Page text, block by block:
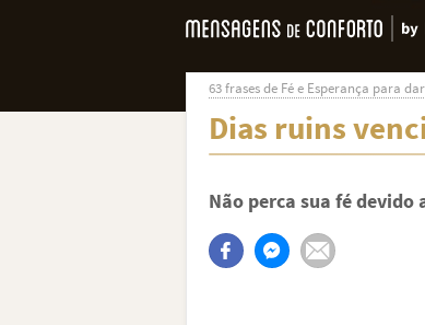
63 frases de Fé e Esperança para
Dias ruins
Não perca sua fé devido